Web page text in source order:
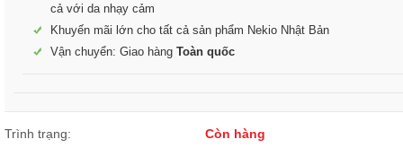
cả với da nhạy cảm
Khuyến mãi lớn cho tất cả sản phẩm Nekio Nhật Bản
Vận chuyển: Giao hàng Toàn quốc
Trình trạng: Còn hàng